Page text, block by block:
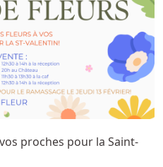
proches pour la Saint-